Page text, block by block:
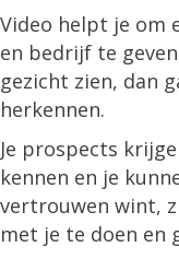
Video helpt je om
en bedrijf te
gezicht zien, dan
herkennen.
Je prospects
kennen en je
vertrouwen wint,
met je te doen en